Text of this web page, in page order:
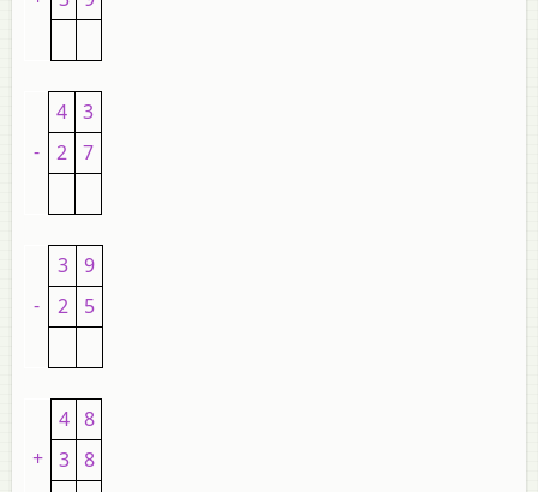
4 3
-
2 7
3
9
-
2 5
4 8
+ 3 8